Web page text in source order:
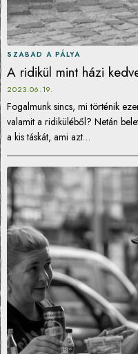
SZABAD A PÁLYA
A ridikül mint házi
2023.06.19.
Fogalmunk sincs, mi történik
valamit a ridiküléből? Netán
a kis táskát, ami azt…